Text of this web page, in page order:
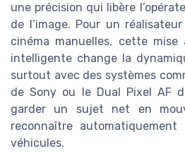
une précision qui libère
de l’image. Pour un
cinéma manuelles, cette
intelligente change la
surtout avec des systèmes
de Sony ou le Dual Pixel AF
garder un sujet net en
reconnaître automatiquement
véhicules.